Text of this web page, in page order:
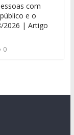
com
e o
2026 | Artigo
0